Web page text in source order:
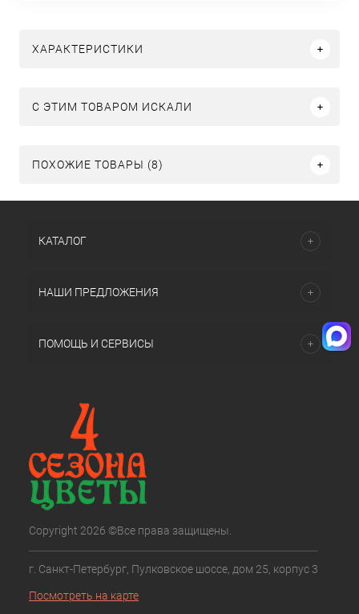
ХАРАКТЕРИСТИКИ
C ЭТИМ ТОВАРОМ ИСКАЛИ
ПОХОЖИЕ ТОВАРЫ (8)
КАТАЛОГ
НАШИ ПРЕДЛОЖЕНИЯ
ПОМОЩЬ И СЕРВИСЫ
Copyright 2026 ©Все права защищены.
г. Санкт-Петербург, Пулковское шоссе, дом 25, корпус 3
Посмотреть на карте